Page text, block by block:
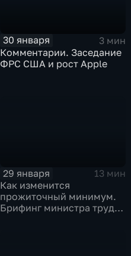
30 января
3 мин
Комментарии. Заседание
ФРС США и рост Apple
29 января
13 мин
Как изменится
прожиточный минимум.
Брифинг министра труда